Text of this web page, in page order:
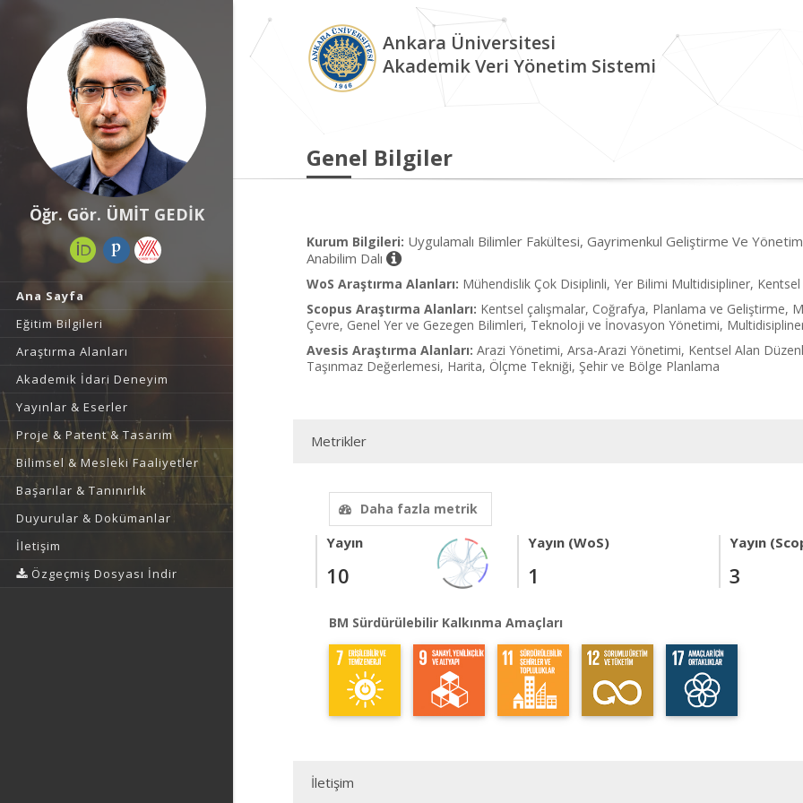
Öğr. Gör. ÜMİT GEDİK
Ana Sayfa
Eğitim Bilgileri
Araştırma Alanları
Akademik İdari Deneyim
Yayınlar & Eserler
Proje & Patent & Tasarım
Bilimsel & Mesleki Faaliyetler
Başarılar & Tanınırlık
Duyurular & Dokümanlar
İletişim
Özgeçmiş Dosyası İndir
Ankara Üniversitesi
Akademik Veri Yönetim Sistemi
Genel Bilgiler
Kurum Bilgileri: Uygulamalı Bilimler Fakültesi, Gayrimenkul Geliştirme Ve
Anabilim Dalı
WoS Araştırma Alanları: Mühendislik Çok Disiplinli, Yer Bilimi Multidisipliner, Kentsel
Scopus Araştırma Alanları: Kentsel çalışmalar, Coğrafya, Planlama ve Geliştirme,
Çevre, Genel Yer ve Gezegen Bilimleri, Teknoloji ve İnovasyon Yönetimi,
Avesis Araştırma Alanları: Arazi Yönetimi, Arsa-Arazi Yönetimi, Kentsel Alan
Taşınmaz Değerlemesi, Harita, Ölçme Tekniği, Şehir ve Bölge Planlama
Metrikler
Daha fazla metrik
Yayın
10
Yayın (WoS)
1
Yayın
3
BM Sürdürülebilir Kalkınma Amaçları
İletişim